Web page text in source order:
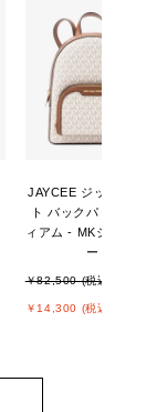
JAYCEE ジップポケッ
ト バックパック ミデ
ィアム - MKシグネチ
ー
￥82,500 (税込)
￥14,300 (税込)